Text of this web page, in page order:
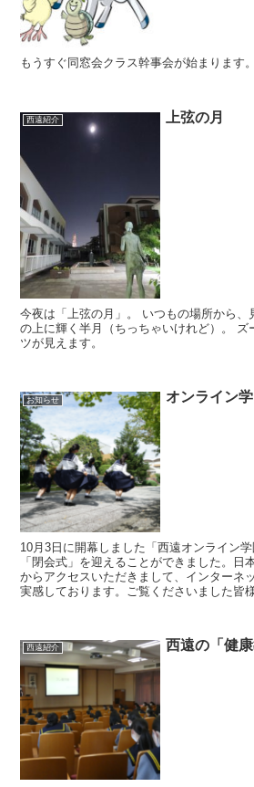
もうすぐ同窓会クラス幹事会が始まります。
西遠紹介 上弦の月
今夜は「上弦の月」。 いつもの場所から、
の上に輝く半月（ちっちゃいけれど）。 ズ
ツが見えます。
お知らせ オンライン
10月3日に開幕しました「西遠オンライン
「閉会式」を迎えることができました。日
からアクセスいただきまして、インターネ
実感しております。ご覧くださいました皆
西遠紹介 西遠の「健康